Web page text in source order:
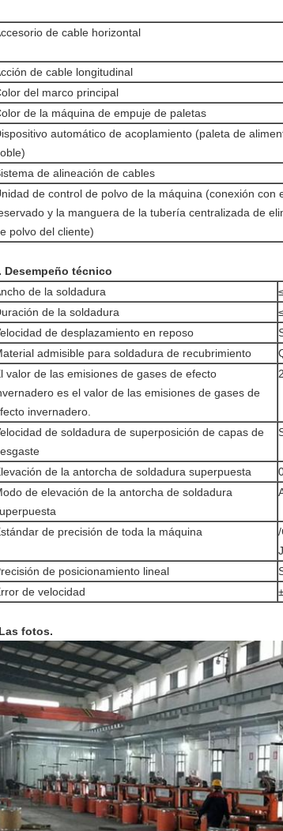
de cable horizontal
de cable longitudinal
del marco principal
de la máquina de empuje de paletas
automático de acoplamiento (paleta de
de alineación de cables
de control de polvo de la máquina (conexión con
y la manguera de la tubería centralizada de
polvo del cliente)
Desempeño técnico
de la soldadura
de la soldadura
de desplazamiento en reposo
admisible para soldadura de recubrimiento
valor de las emisiones de gases de efecto
es el valor de las emisiones de gases de
invernadero.
de soldadura de superposición de capas de
de la antorcha de soldadura superpuesta
de elevación de la antorcha de soldadura
de precisión de toda la máquina
de posicionamiento lineal
de velocidad
fotos.